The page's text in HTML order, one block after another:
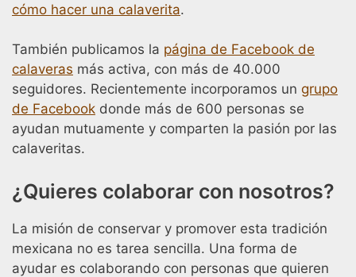
cómo hacer una calaverita.
También publicamos la página de Facebook de
calaveras más activa, con más de 40.000
seguidores. Recientemente incorporamos un grupo
de Facebook donde más de 600 personas se
ayudan mutuamente y comparten la pasión por las
calaveritas.
¿Quieres colaborar con nosotros?
La misión de conservar y promover esta tradición
mexicana no es tarea sencilla. Una forma de
ayudar es colaborando con personas que quieren